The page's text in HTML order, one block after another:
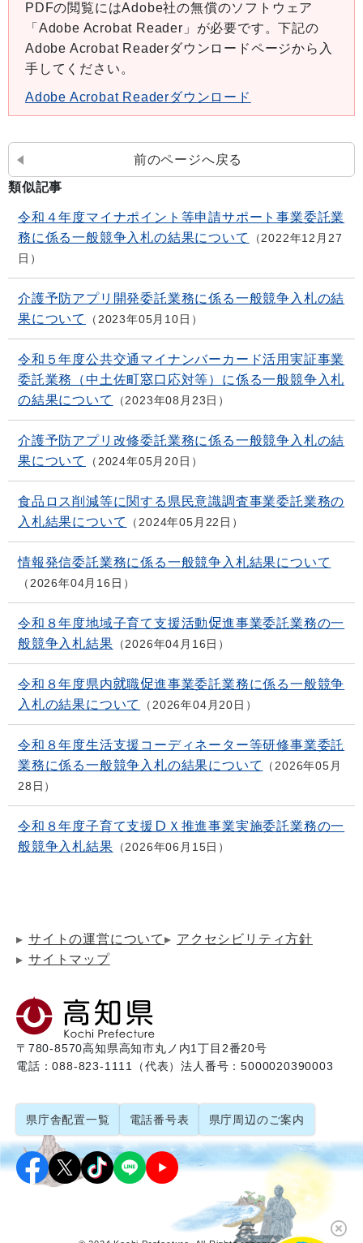
PDFの閲覧にはAdobe社の無償のソフトウェア
「Adobe Acrobat Reader」が必要です。下記の
Adobe Acrobat Readerダウンロードページから入
手してください。
Adobe Acrobat Readerダウンロード
前のページへ戻る
類似記事
令和４年度マイナポイント等申請サポート事業委託業
務に係る一般競争入札の結果について
2022年12月27
日
介護予防アプリ開発委託業務に係る一般競争入札の結
果について
2023年05月10日
令和５年度公共交通マイナンバーカード活用実証事業
委託業務（中土佐町窓口応対等）に係る一般競争入札
の結果について
2023年08月23日
介護予防アプリ改修委託業務に係る一般競争入札の結
果について
2024年05月20日
食品ロス削減等に関する県民意識調査事業委託業務の
入札結果について
2024年05月22日
情報発信委託業務に係る一般競争入札結果について
2026年04月16日
令和８年度地域子育て支援活動促進事業委託業務の一
般競争入札結果
2026年04月16日
令和８年度県内就職促進事業委託業務に係る一般競争
入札の結果について
2026年04月20日
令和８年度生活支援コーディネーター等研修事業委託
業務に係る一般競争入札の結果について
2026年05月
28日
令和８年度子育て支援ＤＸ推進事業実施委託業務の一
般競争入札結果
2026年06月15日
サイトの運営について
アクセシビリティ方針
サイトマップ
〒780-8570高知県高知市丸ノ内1丁目2番20号
電話：088-823-1111（代表）法人番号：5000020390003
県庁舎配置一覧 電話番号表 県庁周辺のご案内